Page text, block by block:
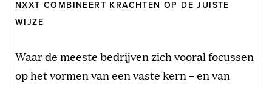
NXXT COMBINEERT KRACHTEN OP DE JUISTE
WIJZE
Waar de meeste bedrijven zich vooral focussen
op het vormen van een vaste kern – en van